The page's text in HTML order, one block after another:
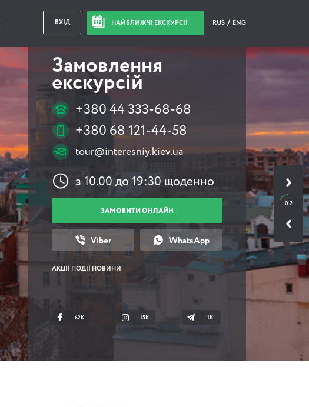
ВХІД НАЙБЛИЖЧІ ЕКСКУРСІЇ RUS ENG
0 2
Замовлення
екскурсій
+380 44 333-68-68
+380 68 121-44-58
tour@interesniy.kiev.ua
з 10.00 до 19:30 щоденно
ЗАМОВИТИ ОНЛАЙН
Viber WhatsApp
АКЦІЇ ПОДІЇ НОВИНИ
62K 15K 1К